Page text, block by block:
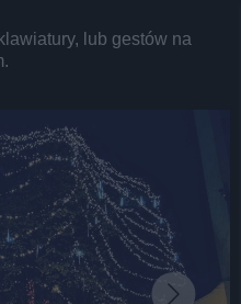
lub gestów na